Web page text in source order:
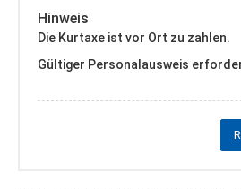
Hinweis
Die Kurtaxe ist vor Ort zu zahlen.
Gültiger Personalausweis